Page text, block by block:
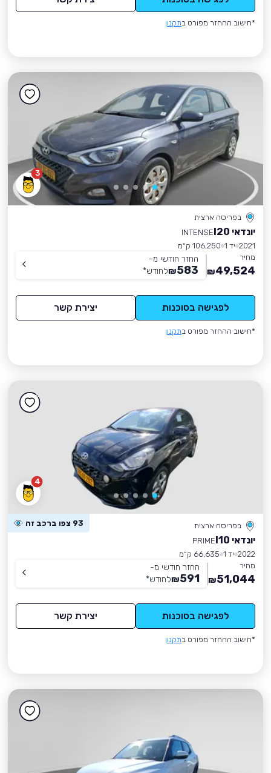
*חישוב ההחזר מפורט בתקנון
3
בפריסה ארצית
יונדאי I20
INTENSE
2021 יד 1
106,250 ק״מ
מחיר
49,524
₪
החזר חודשי מ-
583
₪לחודש*
לפגישה בסוכנות יצירת קשר
*חישוב ההחזר מפורט בתקנון
4
בפריסה ארצית 93 צפו ברכב זה
יונדאי I10
PRIME
2022 יד 1
66,635 ק״מ
מחיר
51,044
₪
החזר חודשי מ-
591
₪לחודש*
לפגישה בסוכנות יצירת קשר
*חישוב ההחזר מפורט בתקנון